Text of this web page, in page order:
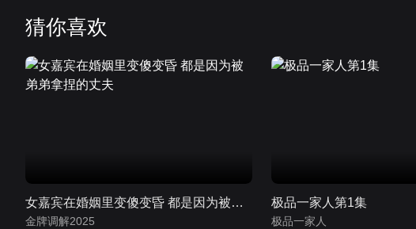
猜你喜欢
女嘉宾在婚姻里变傻变昏 都是因为被弟弟拿捏的丈夫
金牌调解2025
极品一家人第1集
极品一家人